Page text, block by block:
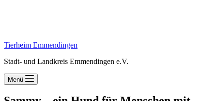
Tierheim Emmendingen
Stadt- und Landkreis Emmendingen e.V.
Menü